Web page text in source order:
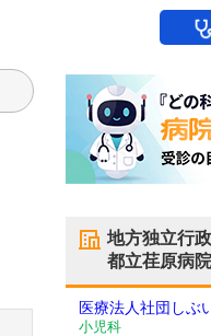
地方独立行
都立荏原病院
医療法人社団しぶ
小児科